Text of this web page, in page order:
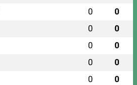
0 0
0 0
0 0
0 0
0 0